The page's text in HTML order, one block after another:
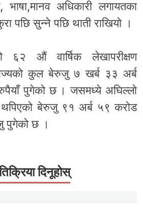
भाषा,मानव अधिकारी लगायतका
पछि सुन्ने पछि थाती राखियो ।
६२ औं वार्षिक लेखापरीक्षण
कुल बेरुजु ७ खर्ब ३३ अर्ब
पुगेको छ । जसमध्ये अघिल्लो
थपिएको बेरुजु ९१ अर्ब ५९ करोड
पुगेको छ ।
दिनूहोस्